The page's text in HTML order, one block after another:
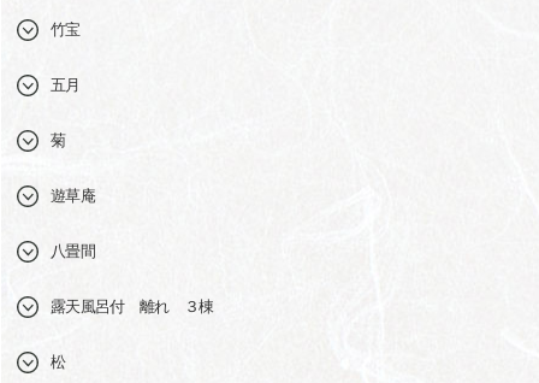
竹宝
五月
菊
遊草庵
八畳間
露天風呂付 離れ ３棟
松